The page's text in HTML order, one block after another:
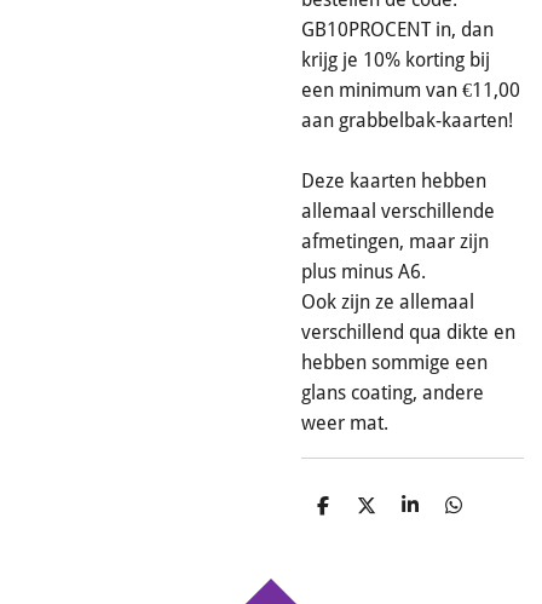
GB10PROCENT in, dan
krijg je 10% korting bij
een minimum van €11,00
aan grabbelbak-kaarten!
Deze kaarten hebben
allemaal verschillende
afmetingen, maar zijn
plus minus A6.
Ook zijn ze allemaal
verschillend qua dikte en
hebben sommige een
glans coating, andere
weer mat.
D
D
S
D